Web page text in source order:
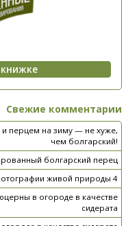
Свежие комментарии
и перцем на зиму — не хуже,
чем болгарский!
болгарский перец
живой природы 4
в огороде в качестве
сидерата